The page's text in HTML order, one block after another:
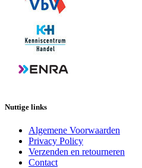
Nuttige links
Algemene Voorwaarden
Privacy Policy
Verzenden en retourneren
Contact